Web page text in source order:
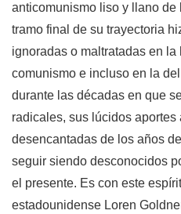
anticomunismo liso y llano
tramo final de su trayectoria
ignoradas o maltratadas en la
comunismo e incluso en la
durante las décadas en que
radicales, sus lúcidos
desencantadas de los años
seguir siendo desconocidos
el presente. Es con este
estadounidense Loren